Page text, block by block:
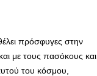
πρόσφυγες στην
με τους πασόκους και
του κόσμου,